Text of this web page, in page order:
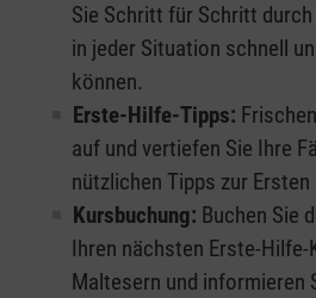
Sie Schritt für Schritt
in jeder Situation schnell
können.
Erste-Hilfe-Tipps:
auf und vertiefen Sie Ihre
nützlichen Tipps zur Ersten
Kursbuchung: Buchen Sie
Ihren nächsten Erste-Hilfe-
Maltesern und informieren